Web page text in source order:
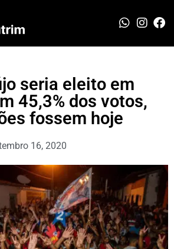
seria eleito em
45,3% dos votos,
fossem hoje
16, 2020